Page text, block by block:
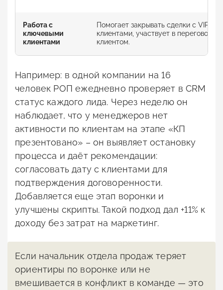
Работа с
ключевыми
клиентами
Помогает закрывать сделки с VIP
клиентами, участвует в переговорах
клиентом.
Например: в одной компании на 16
человек РОП ежедневно проверяет в CRM
статус каждого лида. Через неделю он
наблюдает, что у менеджеров нет
активности по клиентам на этапе «КП
презентовано» – он выявляет остановку
процесса и даёт рекомендации:
согласовать дату с клиентами для
подтверждения договоренности.
Добавляется еще этап воронки и
улучшены скрипты. Такой подход дал +11% к
доходу без затрат на маркетинг.
Если начальник отдела продаж теряет
ориентиры по воронке или не
вмешивается в конфликт в команде — это